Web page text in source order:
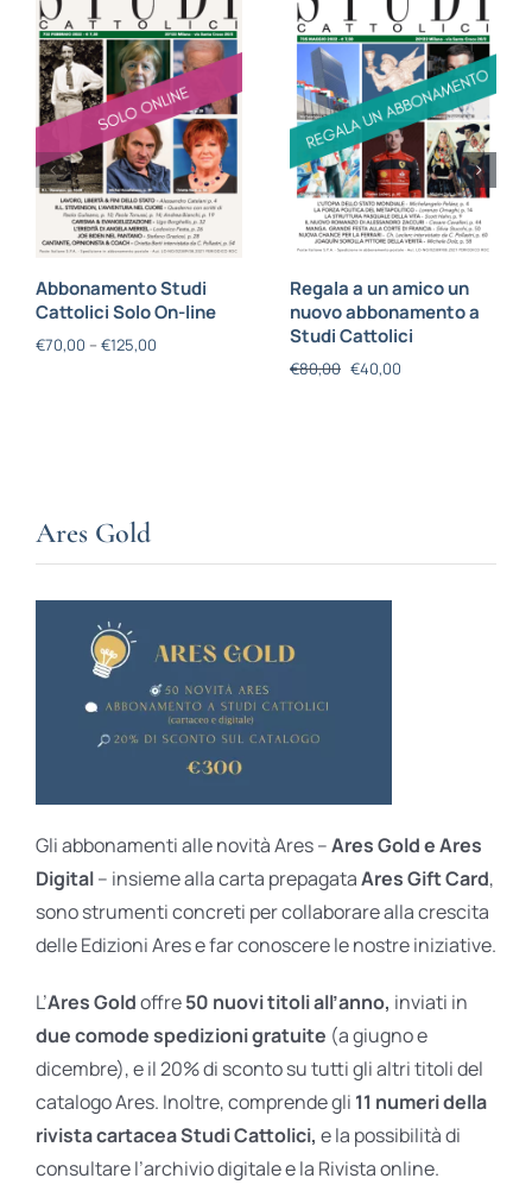
Abbonamento Studi
Cattolici Solo On-line
€70,00 – €125,00
Regala a un amico un
nuovo abbonamento a
Studi Cattolici
€80,00 €40,00
Ares Gold
Gli abbonamenti alle novità Ares –Ares Gold e Ares
Digital– insieme alla carta prepagataAres Gift Card,
sono strumenti concreti per collaborare alla crescita
delle Edizioni Ares e far conoscere le nostre iniziative.
L’Ares Goldoffre50 nuovi titoli all’anno, inviati in
due comode spedizioni gratuite (a giugno e
dicembre), e il 20% di sconto su tutti gli altri titoli del
catalogo Ares. Inoltre, comprende gli 11 numeri della
rivista cartacea Studi Cattolici, e la possibilità di
consultare l’archivio digitale e la Rivista online.